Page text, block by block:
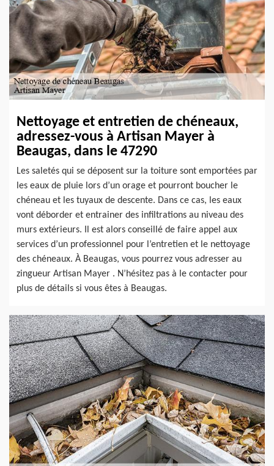
Nettoyage et entretien de chéneaux,
adressez-vous à Artisan Mayer à
Beaugas, dans le 47290
Les saletés qui se déposent sur la toiture sont emportées par
les eaux de pluie lors d’un orage et pourront boucher le
chéneau et les tuyaux de descente. Dans ce cas, les eaux
vont déborder et entrainer des infiltrations au niveau des
murs extérieurs. Il est alors conseillé de faire appel aux
services d’un professionnel pour l’entretien et le nettoyage
des chéneaux. À Beaugas, vous pourrez vous adresser au
zingueur Artisan Mayer . N’hésitez pas à le contacter pour
plus de détails si vous êtes à Beaugas.